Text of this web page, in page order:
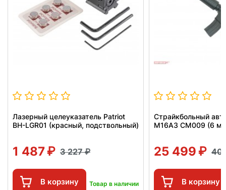
Лазерный целеуказатель Patriot
BH-LGR01 (красный, подствольный)
1 487 3 227
В корзину Товар в наличии
Страйкбольный
M16A3 CM009 (6
25 499 40
В корзину